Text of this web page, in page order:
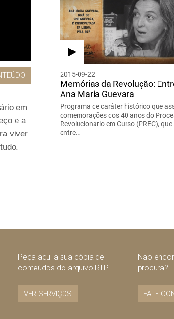
em
e a
viver
2015-09-22
Memórias da Revolução:
Ana María Guevara
Programa de caráter histórico que
comemorações dos 40 anos do
Revolucionário em Curso (PREC),
entre…
Peça aqui a sua cópia de
conteúdos do arquivo RTP
VER SERVIÇOS
Não
procura?
FALE